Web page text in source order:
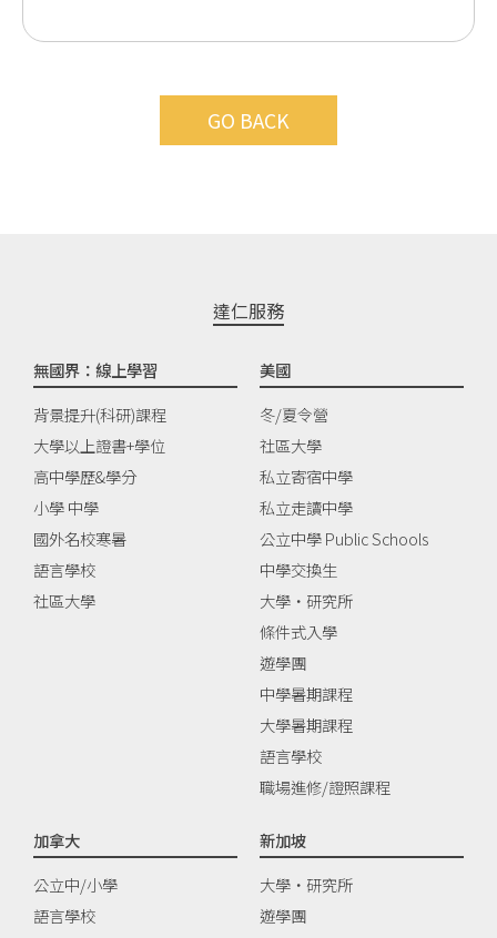
GO BACK
達仁服務
無國界：線上學習
背景提升(科研)課程
大學以上證書+學位
高中學歷&學分
小學 中學
國外名校寒暑
語言學校
社區大學
美國
冬/夏令營
社區大學
私立寄宿中學
私立走讀中學
公立中學 Public Schools
中學交換生
大學‧研究所
條件式入學
遊學團
中學暑期課程
大學暑期課程
語言學校
職場進修/證照課程
加拿大
公立中/小學
語言學校
新加坡
大學‧研究所
遊學團